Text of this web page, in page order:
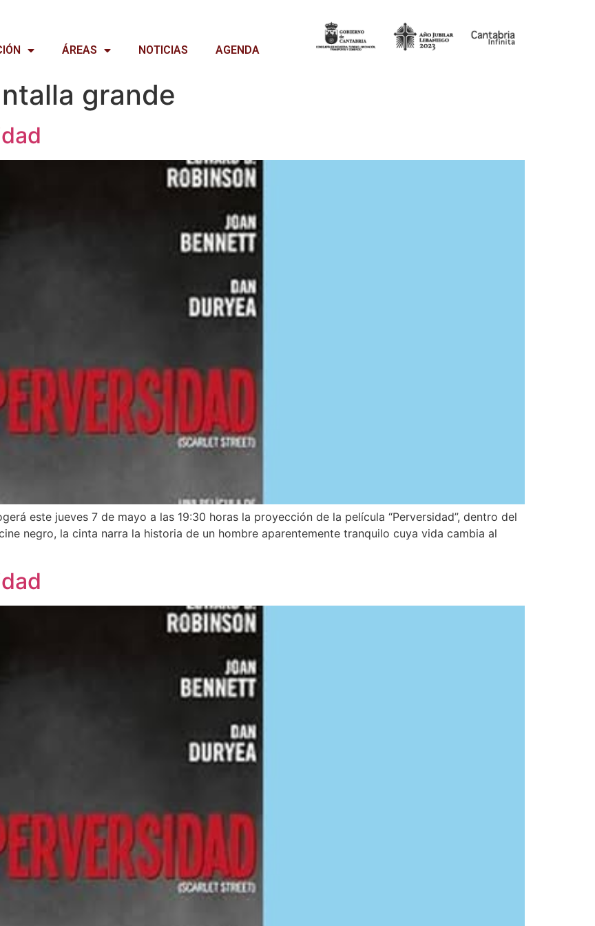
ÁREAS NOTICIAS AGENDA
grande
este jueves 7 de mayo a las 19:30 horas la proyección de la película “Perversidad”, dentro del
negro, la cinta narra la historia de un hombre aparentemente tranquilo cuya vida cambia al